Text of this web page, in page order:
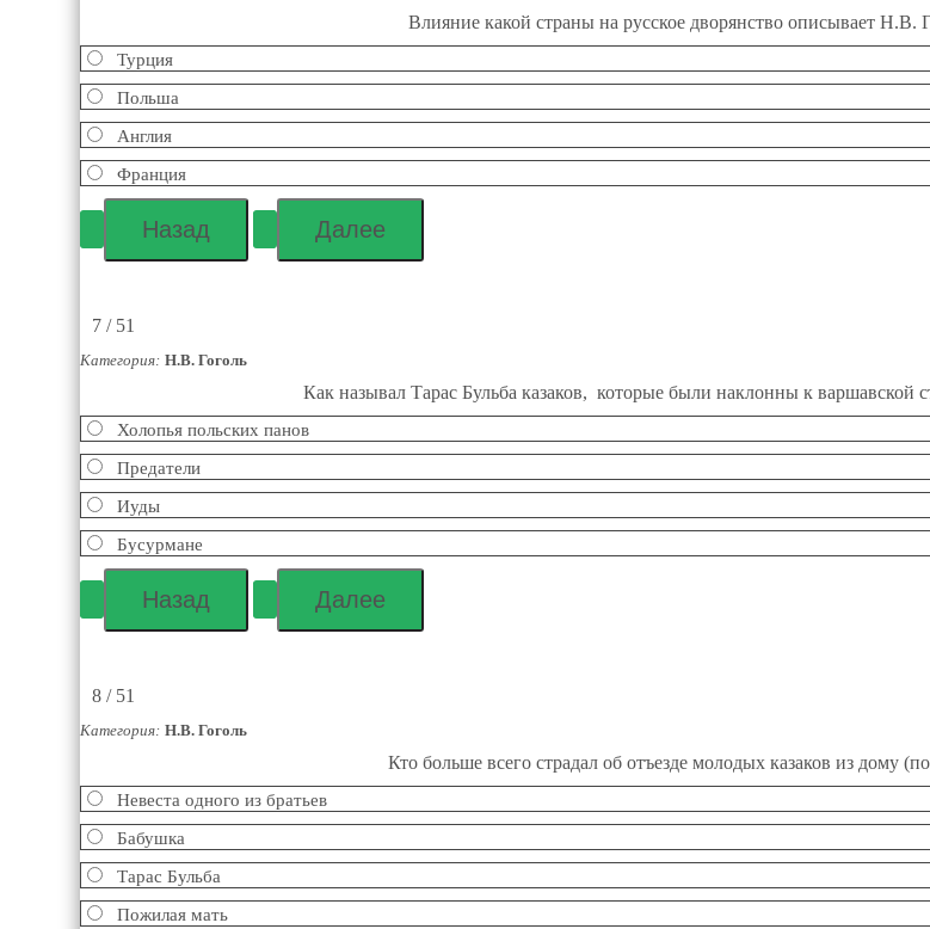
Влияние какой страны на русское дворянство описывает Н.В.
Турция
Польша
Англия
Франция
7 / 51
Категория: Н.В. Гоголь
Как называл Тарас Бульба казаков, которые были наклонны к варшавской
Холопья польских панов
Предатели
Иуды
Бусурмане
8 / 51
Категория: Н.В. Гоголь
Кто больше всего страдал об отъезде молодых казаков из дому
Невеста одного из братьев
Бабушка
Тарас Бульба
Пожилая мать